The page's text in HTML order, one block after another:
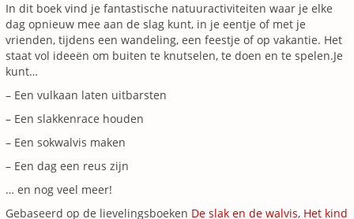
In dit boek vind je fantastische natuuractiviteiten waar je elke
dag opnieuw mee aan de slag kunt, in je eentje of met je
vrienden, tijdens een wandeling, een feestje of op vakantie. Het
staat vol ideeën om buiten te knutselen, te doen en te spelen.Je
kunt…
– Een vulkaan laten uitbarsten
– Een slakkenrace houden
– Een sokwalvis maken
– Een dag een reus zijn
… en nog veel meer!
Gebaseerd op de lievelingsboeken De slak en de walvis, Het kind